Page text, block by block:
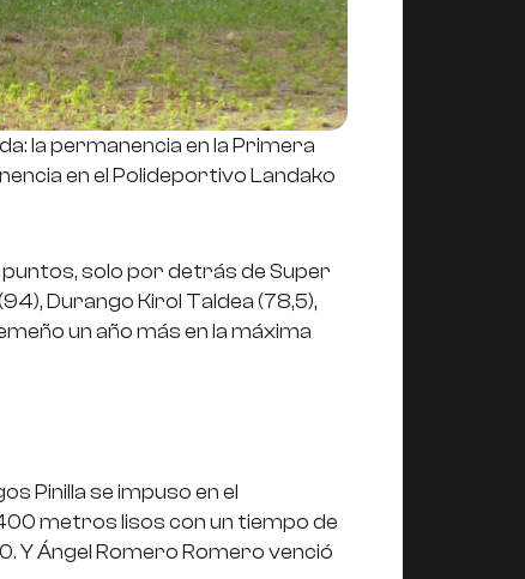
la permanencia en la Primera
en el Polideportivo Landako
solo por detrás de Super
Durango Kirol Taldea (78,5),
un año más en la máxima
Pinilla se impuso en el
metros lisos con un tiempo de
Y Ángel Romero Romero venció